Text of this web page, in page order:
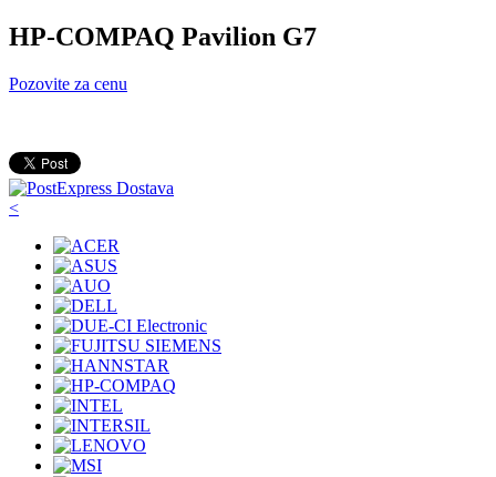
HP-COMPAQ Pavilion G7
Pozovite za cenu
<